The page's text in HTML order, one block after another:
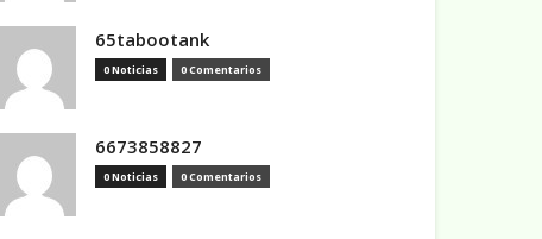
65tabootank
0 Noticias 0 Comentarios
6673858827
0 Noticias 0 Comentarios